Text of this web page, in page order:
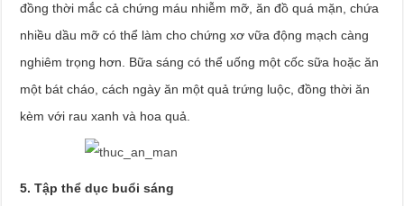
đồng thời mắc cả chứng máu nhiễm mỡ, ăn đồ quá mặn, chứa
nhiều dầu mỡ có thể làm cho chứng xơ vữa động mạch càng
nghiêm trọng hơn. Bữa sáng có thể uống một cốc sữa hoặc ăn
một bát cháo, cách ngày ăn một quả trứng luộc, đồng thời ăn
kèm với rau xanh và hoa quả.
5. Tập thể dục buổi sáng